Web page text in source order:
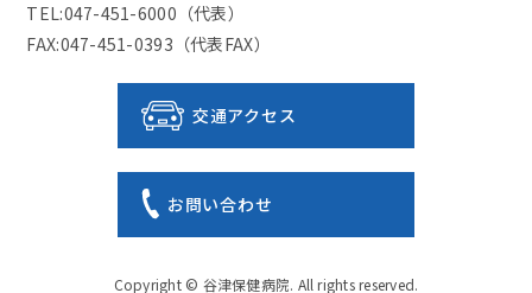
TEL:047-451-6000（代表）
FAX:047-451-0393（代表FAX）
交通アクセス
お問い合わせ
Copyright © 谷津保健病院. All rights reserved.